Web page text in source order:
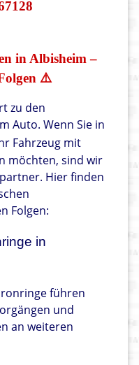
in Albisheim –
⚠️
zu den
Auto. Wenn Sie in
Fahrzeug mit
möchten, sind wir
Hier finden
Folgen:
in
führen
und
an weiteren